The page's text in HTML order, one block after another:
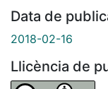
Data de
2018-02-16
Llicència de